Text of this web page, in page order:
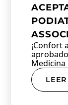
¡Confort
Medicina